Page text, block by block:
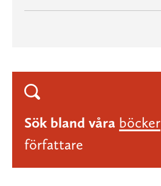
Sök bland våra böcker
författare